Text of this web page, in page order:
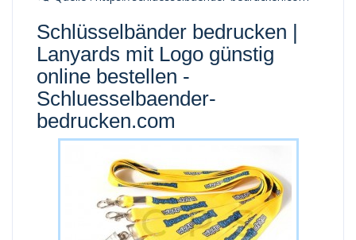
Schlüsselbänder bedrucken |
Lanyards mit Logo günstig
online bestellen -
Schluesselbaender-
bedrucken.com